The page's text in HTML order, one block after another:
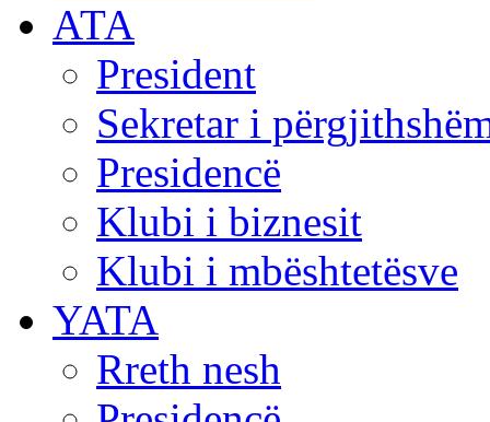
АТА
President
Sekretar i
Presidencë
Klubi i biznesit
Klubi i mbështetësve
YATA
Rreth nesh